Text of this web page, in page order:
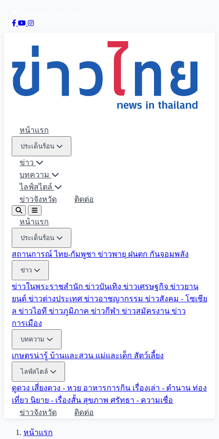
หน้าแรก
ประเด็นร้อน
ข่าว
บทความ
ไลฟ์สไตล์
ข่าวจังหวัด
ติดต่อ
หน้าแรก
ประเด็นร้อน
สถานการณ์ ไทย-กัมพูชา ข่าวพายุ ฝนตก กันจอมพลัง
ข่าว
ข่าวในพระราชสำนัก ข่าวบันเทิง ข่าวเศรษฐกิจ ข่าวยาน
ยนต์ ข่าวต่างประเทศ ข่าวอาชญากรรม ข่าวสังคม - โซเชีย
ล ข่าวไอที ข่าวภูมิภาค ข่าวกีฬา ข่าวสมัครงาน ข่าว
การเมือง
บทความ
เกษตรน่ารู้ บ้านและสวน แม่และเด็ก สัตว์เลี้ยง
ไลฟ์สไตล์
ดูดวง เสี่ยงดวง - หวย อาหารการกิน เรื่องเล่า - ตำนาน ท่อง
เที่ยว นิยาย - เรื่องสั้น สุขภาพ ศรัทธา - ความเชื่อ
ข่าวจังหวัด
ติดต่อ
หน้าแรก